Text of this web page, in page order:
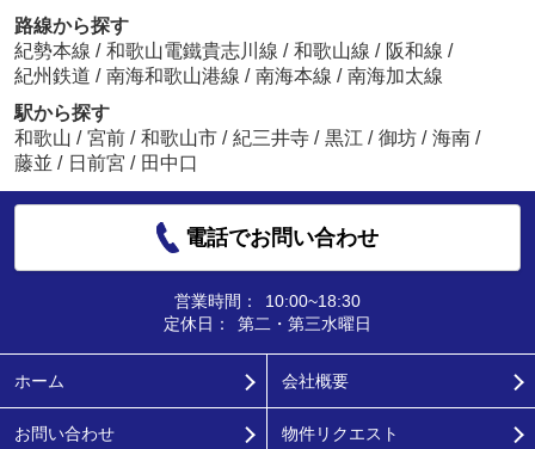
路線から探す
紀勢本線 / 和歌山電鐵貴志川線 / 和歌山線 / 阪和線 /
紀州鉄道 / 南海和歌山港線 / 南海本線 / 南海加太線
駅から探す
和歌山 / 宮前 / 和歌山市 / 紀三井寺 / 黒江 / 御坊 / 海南 /
藤並 / 日前宮 / 田中口
電話でお問い合わせ
営業時間：
10:00~18:30
定休日：
第二・第三水曜日
ホーム 会社概要
お問い合わせ 物件リクエスト